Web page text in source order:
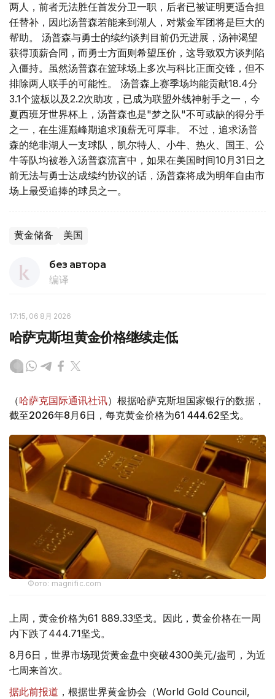
两人，前者无法胜任首发分卫一职，后者已被证明更适合担
任替补，因此汤普森若能来到湖人，对紫金军团将是巨大的
帮助。 汤普森与勇士的续约谈判目前仍无进展，汤神渴望
获得顶薪合同，而勇士方面则希望压价，这导致双方谈判陷
入僵持。虽然汤普森在篮球场上多次与科比正面交锋，但不
排除两人联手的可能性。 汤普森上赛季场均能贡献18.4分
3.1个篮板以及2.2次助攻，已成为联盟外线神射手之一，今
夏西班牙世界杯上，汤普森也是"梦之队"不可或缺的得分手
之一，在生涯巅峰期追求顶薪无可厚非。 不过，追求汤普
森的绝非湖人一支球队，凯尔特人、小牛、热火、国王、公
牛等队均被卷入汤普森流言中，如果在美国时间10月31日之
前无法与勇士达成续约协议的话，汤普森将成为明年自由市
场上最受追捧的球员之一。
黄金储备 美国
без автора
编译
17:15, 06 8月 2026
哈萨克斯坦黄金价格继续走低
（哈萨克国际通讯社讯）根据哈萨克斯坦国家银行的数据，
截至2026年8月6日，每克黄金价格为61 444.62坚戈。
Фото: magnific.com
上周，黄金价格为61 889.33坚戈。因此，黄金价格在一周
内下跌了444.71坚戈。
8月6日，世界市场现货黄金盘中突破4300美元/盎司，为近
七周来首次。
据此前报道 ，根据世界黄金协会（World Gold Council,